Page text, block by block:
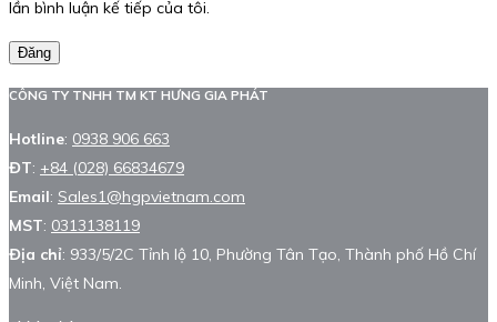
lần bình luận kế tiếp của tôi.
Đăng
CÔNG TY TNHH TM KT HƯNG GIA PHÁT
Hotline: 0938 906 663
ĐT: +84 (028) 66834679
Email: Sales1@hgpvietnam.com
MST: 0313138119
Địa chỉ: 933/5/2C Tỉnh lộ 10, Phường Tân Tạo, Thành phố Hồ Chí
Minh, Việt Nam.